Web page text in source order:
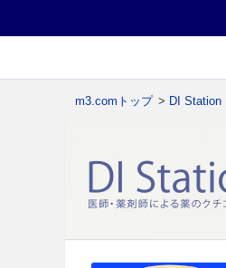
m3.comトップ > DI Station